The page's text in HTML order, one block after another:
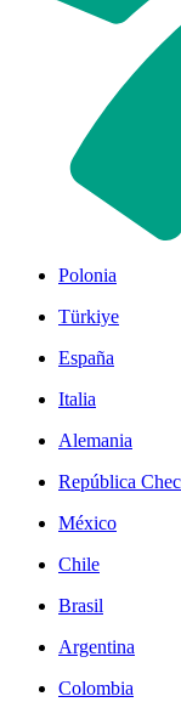
Polonia
Türkiye
España
Italia
Alemania
República
México
Chile
Brasil
Argentina
Colombia